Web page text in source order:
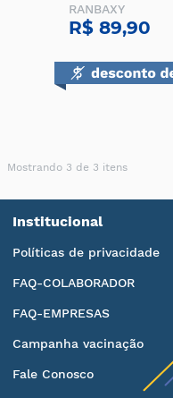
RANBAXY
R$ 89,90
Mostrando 3 de 3 itens
Institucional
Políticas de privacidade
FAQ-COLABORADOR
FAQ-EMPRESAS
Campanha vacinação
Fale Conosco